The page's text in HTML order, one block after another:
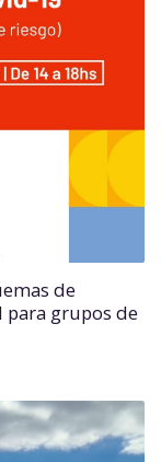
de
para grupos de